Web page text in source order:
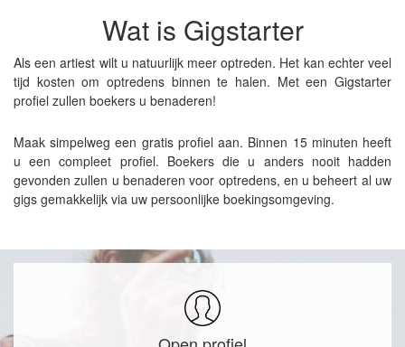
Wat is Gigstarter
Als een artiest wilt u natuurlijk meer optreden. Het kan echter veel
tijd kosten om optredens binnen te halen. Met een Gigstarter
profiel zullen boekers u benaderen!
Maak simpelweg een gratis profiel aan. Binnen 15 minuten heeft
u een compleet profiel. Boekers die u anders nooit hadden
gevonden zullen u benaderen voor optredens, en u beheert al uw
gigs gemakkelijk via uw persoonlijke boekingsomgeving.